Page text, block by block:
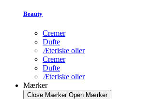
Beauty
Cremer
Dufte
Æteriske olier
Cremer
Dufte
Æteriske olier
Mærker
Close Mærker Open Mærker